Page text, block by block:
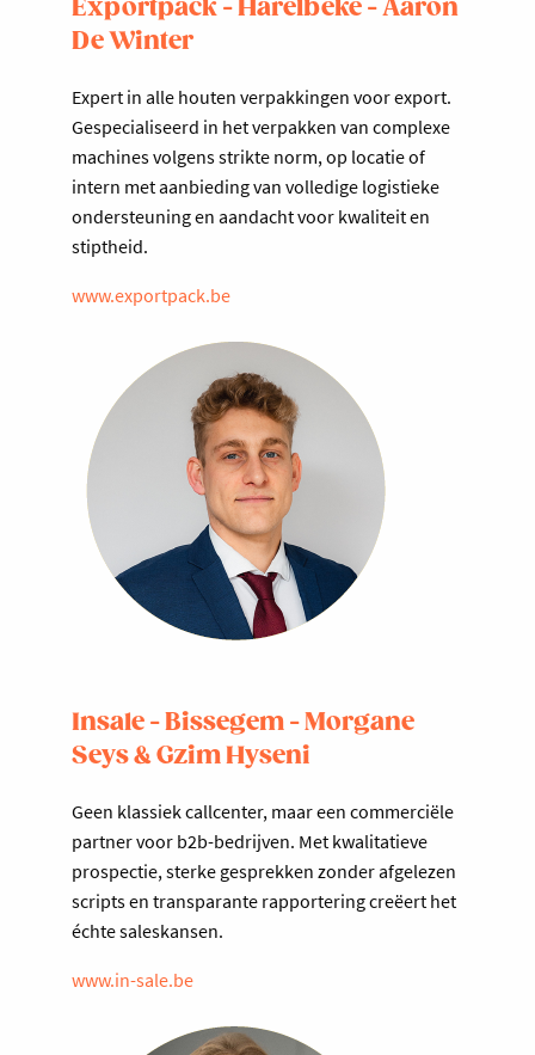
Exportpack - Harelbeke - Aaron
De Winter
Expert in alle houten verpakkingen voor export.
Gespecialiseerd in het verpakken van complexe
machines volgens strikte norm, op locatie of
intern met aanbieding van volledige logistieke
ondersteuning en aandacht voor kwaliteit en
stiptheid.
www.exportpack.be
Insale - Bissegem - Morgane
Seys & Gzim Hyseni
Geen klassiek callcenter, maar een commerciële
partner voor b2b-bedrijven. Met kwalitatieve
prospectie, sterke gesprekken zonder afgelezen
scripts en transparante rapportering creëert het
échte saleskansen.
www.in-sale.be